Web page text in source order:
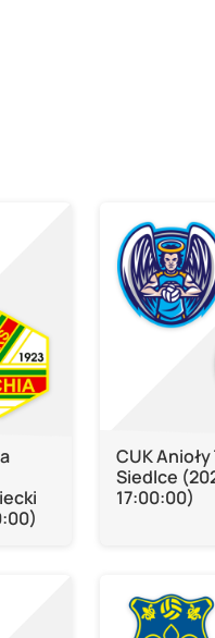
CUK
Siedlce
17:00:00)